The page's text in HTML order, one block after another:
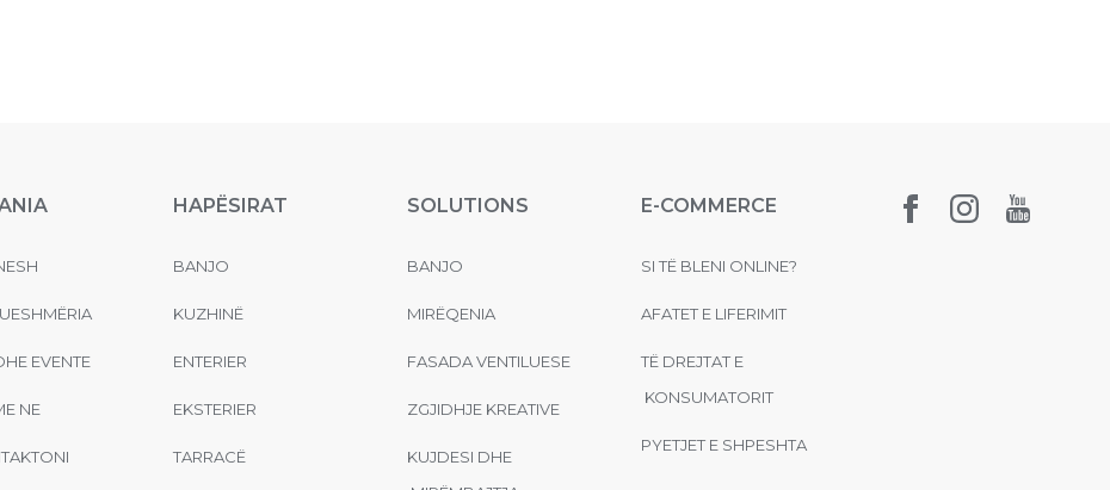
EVENTE
NE
HAPËSIRAT
BANJO
KUZHINË
ENTERIER
EKSTERIER
TARRACË
SOLUTIONS
BANJO
MIRËQENIA
FASADA VENTILUESE
ZGJIDHJE KREATIVE
KUJDESI DHE
E-COMMERCE
SI TË BLENI ONLINE?
AFATET E LIFERIMIT
TË DREJTAT E
KONSUMATORIT
PYETJET E SHPESHTA